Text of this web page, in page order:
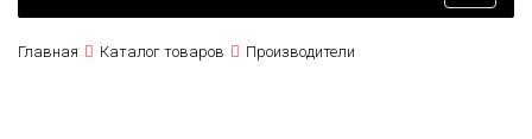
Главная Каталог товаров Производители